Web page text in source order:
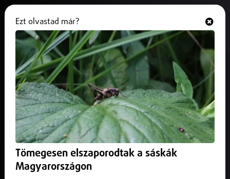
Veszélyesek a Mancs Őrjárat
bögrék és tányérok
2025. október 31.Belföld
Figyelem, ha Mancs Őrjárat mintás kerámia bögrét, tálat
Nemzeti Kereskedelmi és Fogyasztóvédelmi Hatóság
visszahívta a terméket!
Ezt olvastad már?
Tömegesen elszaporodtak a sáskák
Magyarországon